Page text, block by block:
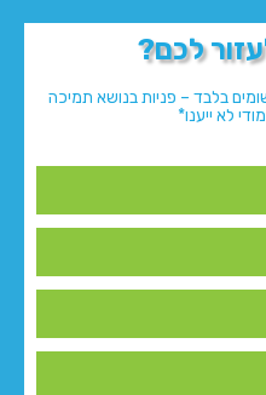
לכם?
בלבד – פניות בנושא תמיכה
לא ייענו*